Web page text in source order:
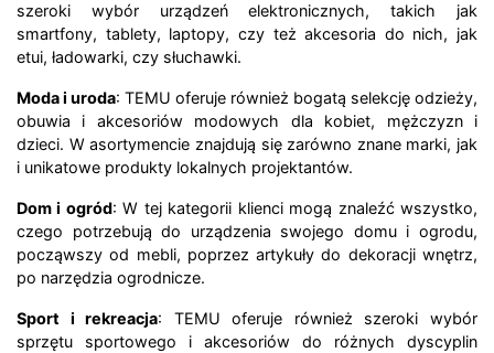
szeroki wybór urządzeń elektronicznych, takich jak
smartfony, tablety, laptopy, czy też akcesoria do nich, jak
etui, ładowarki, czy słuchawki.
Moda i uroda: TEMU oferuje również bogatą selekcję odzieży,
obuwia i akcesoriów modowych dla kobiet, mężczyzn i
dzieci. W asortymencie znajdują się zarówno znane marki, jak
i unikatowe produkty lokalnych projektantów.
Dom i ogród: W tej kategorii klienci mogą znaleźć wszystko,
czego potrzebują do urządzenia swojego domu i ogrodu,
począwszy od mebli, poprzez artykuły do dekoracji wnętrz,
po narzędzia ogrodnicze.
Sport i rekreacja: TEMU oferuje również szeroki wybór
sprzętu sportowego i akcesoriów do różnych dyscyplin